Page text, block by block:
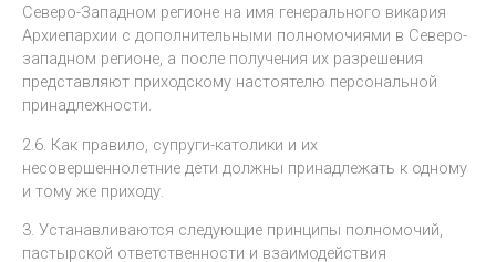
Северо-Западном регионе на имя генерального викария
Архиепархии с дополнительными полномочиями в Северо-
западном регионе, а после получения их разрешения
представляют приходскому настоятелю персональной
принадлежности.
2.6. Как правило, супруги-католики и их
несовершеннолетние дети должны принадлежать к одному
и тому же приходу.
3. Устанавливаются следующие принципы полномочий,
пастырской ответственности и взаимодействия